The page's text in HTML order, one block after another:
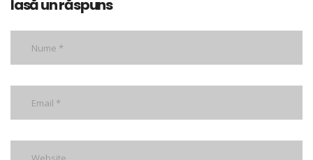
lasă un răspuns